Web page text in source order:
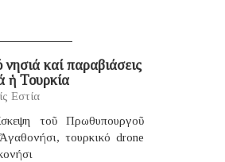
καί παραβιάσεις
ἡ Τουρκία
Εστία
τοῦ Πρωθυπουργοῦ
τουρκικό drone